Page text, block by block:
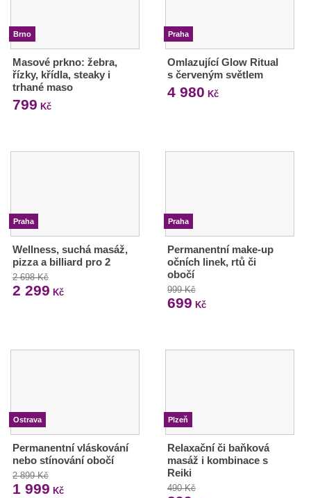
Brno
Masové prkno: žebra,
řízky, křídla, steaky i
trhané maso
799 Kč
Praha
Omlazující Glow Ritual
s červeným světlem
4 980 Kč
Praha
Wellness, suchá masáž,
pizza a billiard pro 2
2 698 Kč
2 299 Kč
Praha
Permanentní make-up
očních linek, rtů či
obočí
999 Kč
699 Kč
Ostrava
Permanentní vláskování
nebo stínování obočí
2 899 Kč
1 999 Kč
Plzeň
Relaxační či baňková
masáž i kombinace s
Reiki
490 Kč